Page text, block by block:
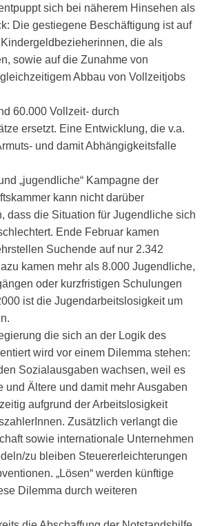
sich bei näherem Hinsehen als
Die gestiegene Beschäftigung ist auf
die als
sowie auf die Zunahme von
Abbau von Vollzeitjobs
60.000 Vollzeit- durch
ersetzt. Eine Entwicklung, die v.a.
und damit Abhängigkeitsfalle
„jugendliche“ Kampagne der
kann nicht darüber
dass die Situation für Jugendliche sich
Ende Februar kamen
Suchende auf nur 2.342
kamen mehr als 8.000 Jugendliche,
oder kurzfristigen Schulungen
ist die Jugendarbeitslosigkeit um
die sich an der Logik des
wird vor einem Dilemma stehen:
Sozialausgaben wachsen, weil es
und Ältere und damit mehr Ausgaben
aufgrund der Arbeitslosigkeit
Zusätzlich verlangt die
sowie internationale Unternehmen
zu bleiben Steuererleichterungen
„Lösen“ werden künftige
Dilemma durch weiteren